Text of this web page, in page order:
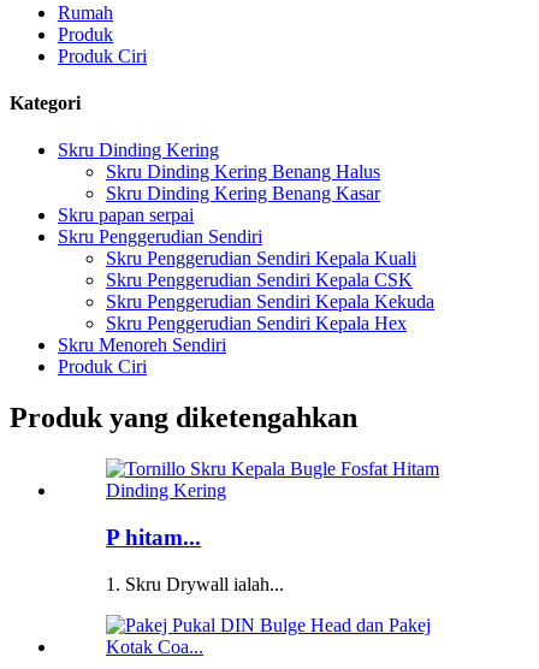
Rumah
Produk
Produk Ciri
Kategori
Skru Dinding Kering
Skru Dinding Kering Benang Halus
Skru Dinding Kering Benang Kasar
Skru papan serpai
Skru Penggerudian Sendiri
Skru Penggerudian Sendiri Kepala Kuali
Skru Penggerudian Sendiri Kepala CSK
Skru Penggerudian Sendiri Kepala Kekuda
Skru Penggerudian Sendiri Kepala Hex
Skru Menoreh Sendiri
Produk Ciri
Produk yang diketengahkan
P hitam...
1. Skru Drywall ialah...